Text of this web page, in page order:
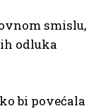
smislu,
odluka
bi povećala